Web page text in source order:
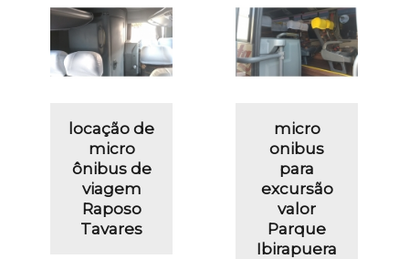
locação de
micro
ônibus de
viagem
Raposo
Tavares
micro
onibus
para
excursão
valor
Parque
Ibirapuera